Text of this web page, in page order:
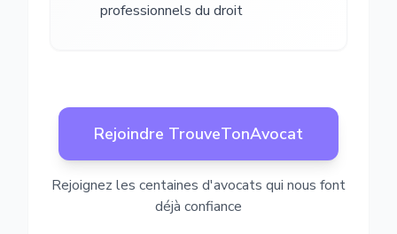
professionnels du droit
Rejoindre TrouveTonAvocat
Rejoignez les centaines d'avocats qui nous font
déjà confiance